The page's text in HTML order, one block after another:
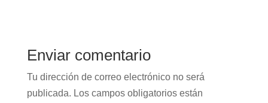
Enviar comentario
Tu dirección de correo electrónico no será
publicada. Los campos obligatorios están